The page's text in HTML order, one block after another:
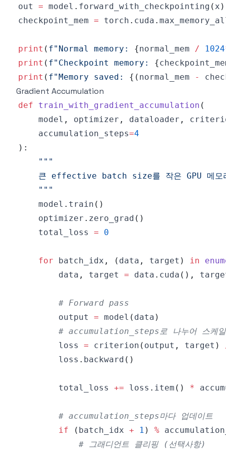
out = model . forward_with_checkpointing ( x )
checkpoint_mem = torch . cuda .
print ( f"Normal memory: {normal_mem / 1024
print ( f"Checkpoint memory: {
print ( f"Memory saved: { ( normal_mem -
Gradient Accumulation
def train_with_gradient_accumulation (
    model
, optimizer , dataloader ,
    accumulation_steps
=4
) :
    """
    model
. train ( )
    optimizer
. zero_grad ( )
    total_loss
= 0
for batch_idx , ( data , target ) in
        data
, target = data . cuda ( ) ,
# Forward pass
        output
= model ( data )
# accumulation_steps로 나누어 스케
        loss
= criterion ( output , target )
        loss
. backward ( )
        total_loss
+= loss . item ( ) *
# accumulation_steps마다 업데이트
if
( batch_idx + 1 ) %
# 그래디언트 클리핑 (선택사항)